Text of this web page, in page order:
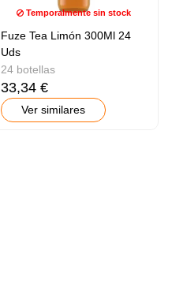
Temporalmente sin stock
Fuze Tea Limón 300Ml 24
Uds
24 botellas
33,34 €
Ver similares